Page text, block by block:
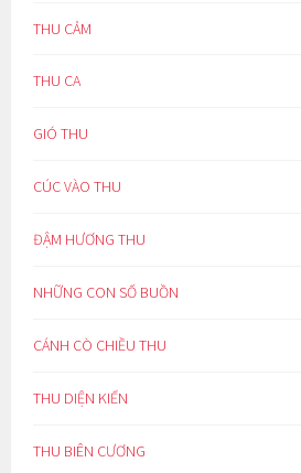
THU CẢM
THU CA
GIÓ THU
CÚC VÀO THU
ĐẬM HƯƠNG THU
NHỮNG CON SỐ BUỒN
CÁNH CÒ CHIỀU THU
THU DIỆN KIẾN
THU BIÊN CƯƠNG